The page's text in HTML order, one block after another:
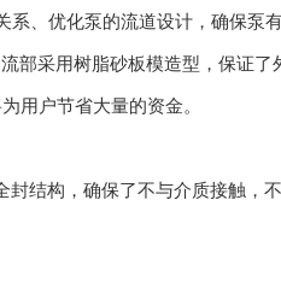
系、优化泵的流道设计，确保泵
部采用树脂砂板模造型，保证了
用户节省大量的资金。
结构，确保了不与介质接触，不